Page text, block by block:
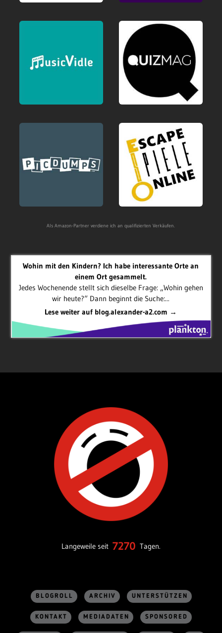
Als Amazon-Partner verdiene ich an qualifizierten Verkäufen.
Wohin mit den Kindern? Ich habe interessante Orte an
einem Ort gesammelt.
Jedes Wochenende stellt sich dieselbe Frage: „Wohin gehen
wir heute?“ Dann beginnt die Suche:...
Lese weiter auf blog.alexander-a2.com →
Langeweile seit 7270 Tagen.
BLOGROLL ARCHIV UNTERSTÜTZEN
KONTAKT MEDIADATEN SPONSORED